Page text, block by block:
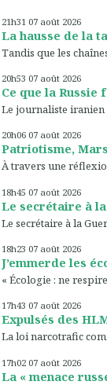
21h31 07 août 2026
La hausse de la
Tandis que les
20h53 07 août 2026
Ce que la Russie
Le journaliste
20h06 07 août 2026
Patriotisme,
À travers une
18h45 07 août 2026
Le secrétaire à
Le secrétaire à la
18h23 07 août 2026
J’emmerde les
« Écologie : ne
17h43 07 août 2026
Expulsés des
La loi narcotrafic
17h02 07 août 2026
La « menace